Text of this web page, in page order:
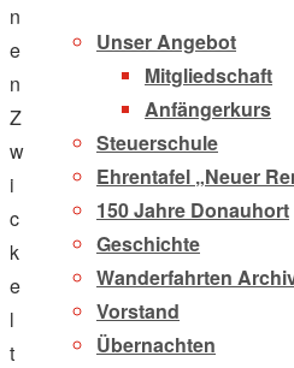
Unser Angebot
Mitgliedschaft
Anfängerkurs
Steuerschule
Ehrentafel „Neuer
150 Jahre Donauhort
Geschichte
Wanderfahrten
Vorstand
Übernachten
n
e
n
Z
w
i
c
k
e
l
t